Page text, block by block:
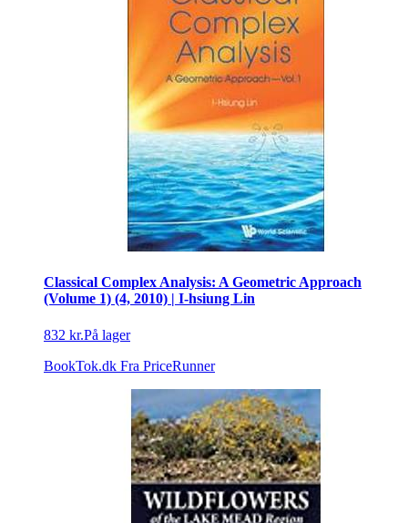
Classical Complex Analysis: A Geometric Approach
(Volume 1) (4, 2010) | I-hsiung Lin
832 kr.På lager
BookTok.dk Fra PriceRunner